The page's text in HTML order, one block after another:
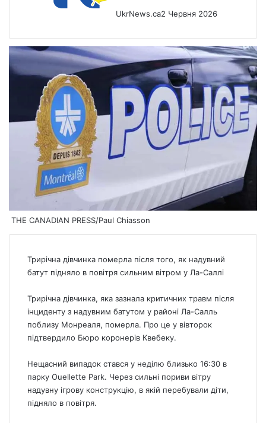
UkrNews.ca2 Червня 2026
THE CANADIAN PRESS/Paul Chiasson
Трирічна дівчинка померла після того, як надувний
батут підняло в повітря сильним вітром у Ла-Саллі
Трирічна дівчинка, яка зазнала критичних травм після
інциденту з надувним батутом у районі Ла-Салль
поблизу Монреаля, померла. Про це у вівторок
підтвердило Бюро коронерів Квебеку.
Нещасний випадок стався у неділю близько 16:30 в
парку Ouellette Park. Через сильні пориви вітру
надувну ігрову конструкцію, в якій перебували діти,
підняло в повітря.